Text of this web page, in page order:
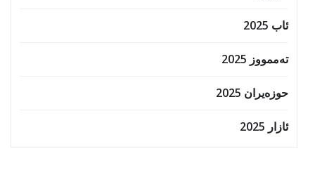
ئاب 2025
تەممووز 2025
حوزه‌یران 2025
ئازار 2025